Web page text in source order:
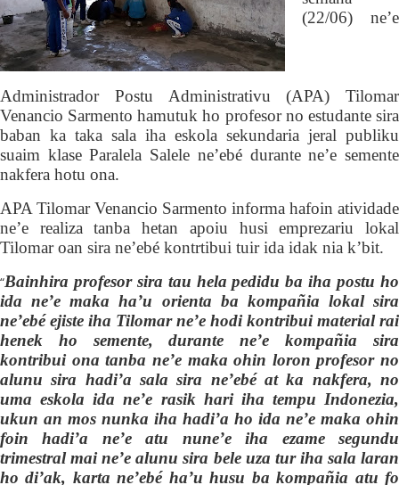
(22/06) ne’e
Administrador Postu Administrativu(APA) Tilomar
Venancio Sarmento hamutuk ho profesor no estudante sira
baban ka taka sala iha eskola sekundaria jeral publiku
suaim klaseParalela Salele ne’ebé durante ne’e semente
nakfera hotu ona.
APA Tilomar Venancio Sarmento informa hafoin atividade
ne’e realiza tanba hetan apoiu husi emprezariu lokal
Tilomar oan sira ne’ebé kontrtibui tuir ida idak nia k’bit.
“Bainhira profesor sira tau hela pedidu ba iha postu ho
ida ne’e maka ha’u orienta ba kompañia lokal sira
ne’ebé ejiste iha Tilomar ne’e hodi kontribui material rai
henek ho semente, durante ne’e kompañia sira
kontribui ona tanba ne’e maka ohin loron profesor no
alunu sira hadi’a sala sira ne’ebé at ka nakfera, no
uma eskola ida ne’e rasik hari iha tempu Indonezia,
ukun an mos nunka iha hadi’a ho ida ne’e maka ohin
foin hadi’a ne’e atu nune’e iha ezame segundu
trimestral mai ne’e alunu sira bele uza tur iha sala laran
ho di’ak, karta ne’ebé ha’u husu ba kompañia atu fo